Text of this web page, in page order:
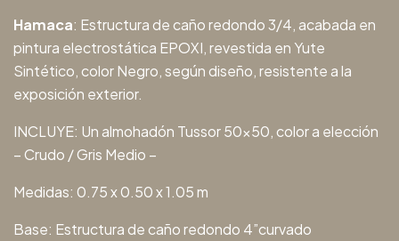
Hamaca: Estructura de caño redondo 3/4, acabada en
pintura electrostática EPOXI, revestida en Yute
Sintético, color Negro, según diseño, resistente a la
exposición exterior.
INCLUYE: Un almohadón Tussor 50x50, color a elección
– Crudo / Gris Medio –
Medidas: 0.75 x 0.50 x 1.05 m
Base: Estructura de caño redondo 4”curvado